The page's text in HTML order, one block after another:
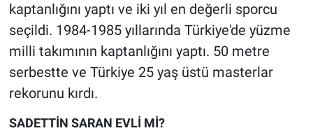
kaptanlığını yaptı ve iki yıl en değerli sporcu
seçildi. 1984-1985 yıllarında Türkiye'de yüzme
milli takımının kaptanlığını yaptı. 50 metre
serbestte ve Türkiye 25 yaş üstü masterlar
rekorunu kırdı.
SADETTİN SARAN EVLİ Mİ?